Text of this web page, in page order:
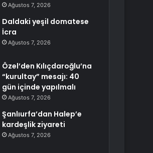
Ağustos 7, 2026
Daldaki yeşil domatese
İcra
Ağustos 7, 2026
Özel’den Kılıçdaroğlu’na
“kurultay” mesajı: 40
gün içinde yapılmalı
Ağustos 7, 2026
Şanlıurfa’dan Halep’e
kardeşlik ziyareti
Ağustos 7, 2026